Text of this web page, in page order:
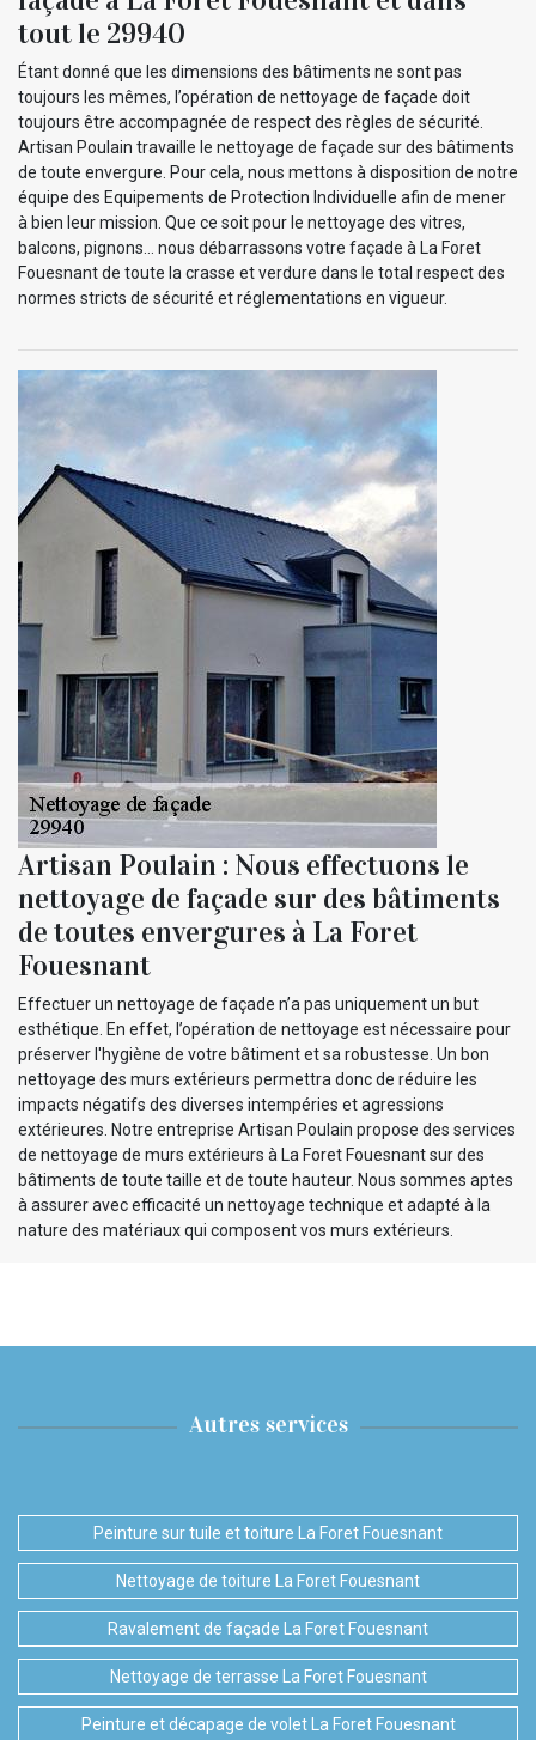
tout le 29940
Étant donné que les dimensions des bâtiments ne sont pas
toujours les mêmes, l’opération de nettoyage de façade doit
toujours être accompagnée de respect des règles de sécurité.
Artisan Poulain travaille le nettoyage de façade sur des bâtiments
de toute envergure. Pour cela, nous mettons à disposition de notre
équipe des Equipements de Protection Individuelle afin de mener
à bien leur mission. Que ce soit pour le nettoyage des vitres,
balcons, pignons… nous débarrassons votre façade à La Foret
Fouesnant de toute la crasse et verdure dans le total respect des
normes stricts de sécurité et réglementations en vigueur.
Artisan Poulain : Nous effectuons le
nettoyage de façade sur des bâtiments
de toutes envergures à La Foret
Fouesnant
Effectuer un nettoyage de façade n’a pas uniquement un but
esthétique. En effet, l’opération de nettoyage est nécessaire pour
préserver l'hygiène de votre bâtiment et sa robustesse. Un bon
nettoyage des murs extérieurs permettra donc de réduire les
impacts négatifs des diverses intempéries et agressions
extérieures. Notre entreprise Artisan Poulain propose des services
de nettoyage de murs extérieurs à La Foret Fouesnant sur des
bâtiments de toute taille et de toute hauteur. Nous sommes aptes
à assurer avec efficacité un nettoyage technique et adapté à la
nature des matériaux qui composent vos murs extérieurs.
Autres services
Peinture sur tuile et toiture La Foret Fouesnant
Nettoyage de toiture La Foret Fouesnant
Ravalement de façade La Foret Fouesnant
Nettoyage de terrasse La Foret Fouesnant
Peinture et décapage de volet La Foret Fouesnant